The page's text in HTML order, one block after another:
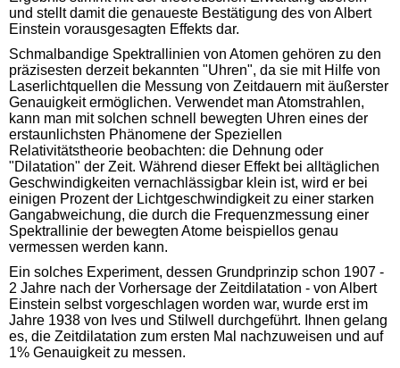
und stellt damit die genaueste Bestätigung des von Albert
Einstein vorausgesagten Effekts dar.
Schmalbandige Spektrallinien von Atomen gehören zu den
präzisesten derzeit bekannten "Uhren", da sie mit Hilfe von
Laserlichtquellen die Messung von Zeitdauern mit äußerster
Genauigkeit ermöglichen. Verwendet man Atomstrahlen,
kann man mit solchen schnell bewegten Uhren eines der
erstaunlichsten Phänomene der Speziellen
Relativitätstheorie beobachten: die Dehnung oder
"Dilatation" der Zeit. Während dieser Effekt bei alltäglichen
Geschwindigkeiten vernachlässigbar klein ist, wird er bei
einigen Prozent der Lichtgeschwindigkeit zu einer starken
Gangabweichung, die durch die Frequenzmessung einer
Spektrallinie der bewegten Atome beispiellos genau
vermessen werden kann.
Ein solches Experiment, dessen Grundprinzip schon 1907 -
2 Jahre nach der Vorhersage der Zeitdilatation - von Albert
Einstein selbst vorgeschlagen worden war, wurde erst im
Jahre 1938 von Ives und Stilwell durchgeführt. Ihnen gelang
es, die Zeitdilatation zum ersten Mal nachzuweisen und auf
1% Genauigkeit zu messen.